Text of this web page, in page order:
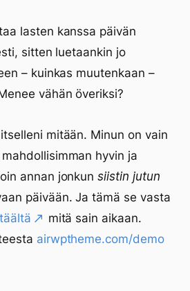
lasten kanssa päivän
sitten luetaankin jo
– kuinkas muutenkaan –
vähän överiksi?
mitään. Minun on vain
hyvin ja
annan jonkunsiistin jutun
päivään. Ja tämä se vasta
täältä
mitä sain aikaan.
airwptheme.com/demo